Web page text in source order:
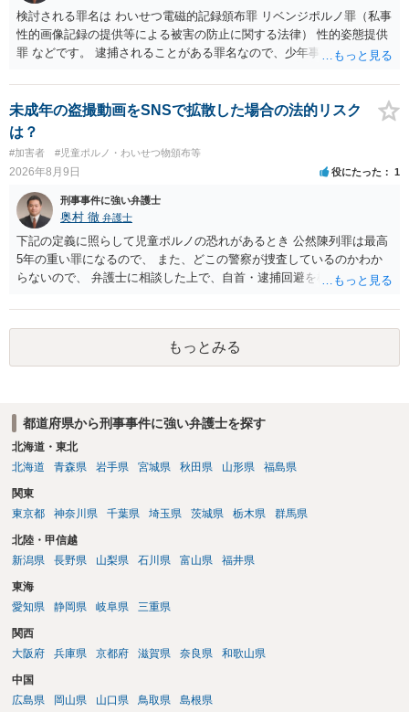
検討される罪名は わいせつ電磁的記録頒布罪 リベンジポルノ罪（私事
性的画像記録の提供等による被害の防止に関する法律） 性的姿態提供
罪 などです。 逮捕されることがある罪名なので、少年事件を扱う弁護
未成年の盗撮動画をSNSで拡散した場合の法的リスク
は？
#加害者 #児童ポルノ・わいせつ物頒布等
2026年8月9日 役にたった 1
刑事事件に強い弁護士
奥村 徹 弁護士
下記の定義に照らして児童ポルノの恐れがあるとき 公然陳列罪は最高
5年の重い罪になるので、 また、どこの警察が捜査しているのかわか
らないので、 弁護士に相談した上で、自首・逮捕回避を検討して下さ
童の性的な部位（性器等若しくはその周辺部、臀でん部又は胸部をい
う。）が露出され又は強調されているものであり、かつ、性欲を興奮
もっとみる
都道府県から刑事事件に強い弁護士を探す
北海道・東北
北海道
青森県 岩手県 宮城県 秋田県 山形県 福島県
関東
東京都
神奈川県 千葉県 埼玉県 茨城県 栃木県 群馬県
北陸・甲信越
新潟県
長野県 山梨県 石川県 富山県 福井県
東海
愛知県
静岡県 岐阜県 三重県
関西
大阪府
兵庫県 京都府 滋賀県 奈良県 和歌山県
中国
広島県
岡山県 山口県 鳥取県 島根県